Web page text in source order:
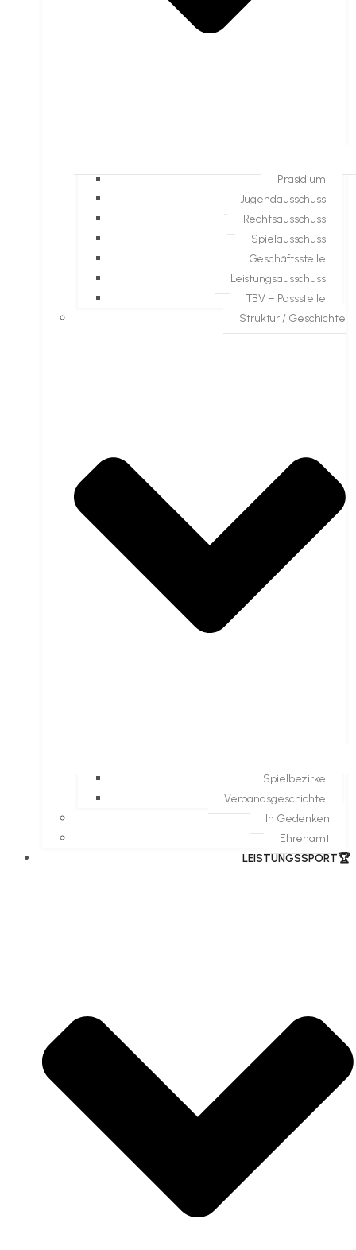
Präsidium
Jugendausschuss
Rechtsausschuss
Spielausschuss
Geschäftsstelle
Leistungsausschuss
TBV – Passstelle
Struktur / Geschichte
Spielbezirke
Verbandsgeschichte
In Gedenken
Ehrenamt
​LEISTUNGSSPORT🏆